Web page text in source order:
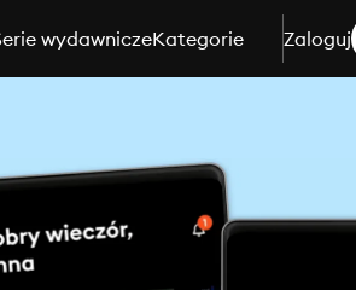
wydawniczeKategorie Zaloguj